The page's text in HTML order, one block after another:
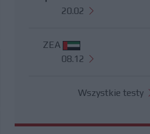
20.02
ZEA
08.12
Wszystkie testy